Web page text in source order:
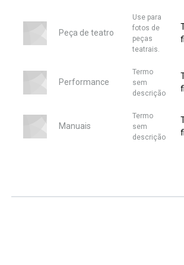
Peça de teatro
Use para
fotos de
peças
teatrais.
Performance
Termo
sem
descrição
Manuais
Termo
sem
descrição